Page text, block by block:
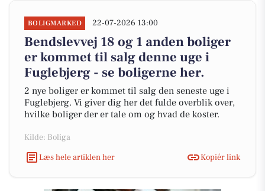
BOLIGMARKED 22-07-2026 13:00
Bendslevvej 18 og 1 anden boliger
er kommet til salg denne uge i
Fuglebjerg - se boligerne her.
2 nye boliger er kommet til salg den seneste uge i
Fuglebjerg. Vi giver dig her det fulde overblik over,
hvilke boliger der er tale om og hvad de koster.
Kilde: Boliga
Læs hele artiklen her
Kopiér link